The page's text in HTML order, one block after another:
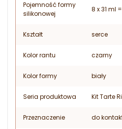
Pojemność formy
silikonowej
8 x 31 ml
Kształt serce
Kolor rantu czarny
Kolor formy biały
Seria produktowa Kit Tarte
Przeznaczenie do